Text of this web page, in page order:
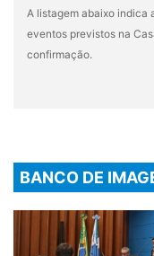
A listagem abaixo indica
eventos previstos na
confirmação.
BANCO DE